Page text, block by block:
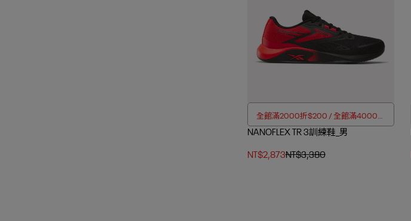
全館滿2000折$200 / 全館滿4000折
$350
NANOFLEX TR 3訓練鞋_男
NT$2,873NT$3,380